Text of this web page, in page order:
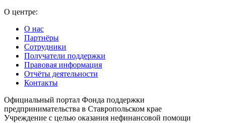
О центре:
О нас
Партнёры
Сотрудники
Получатели поддержки
Правовая информация
Отчёты деятельности
Контакты
Официальный портал Фонда поддержки
предпринимательства в Ставропольском крае
Учреждение с целью оказания нефинансовой помощи